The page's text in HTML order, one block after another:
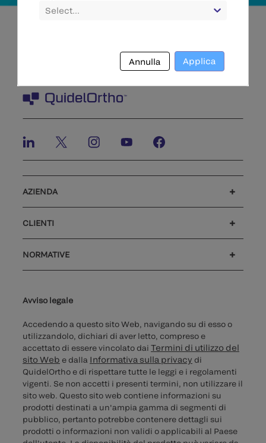
AZIENDA
CLIENTI
®
NORMATIVE
Avviso legale
Accedendo a questo sito Web, navigando su di esso o
utilizzandolo, dichiari di aver letto, compreso e
accettato di essere vincolato dai Termini di utilizzo del
sito Web e dalla Informativa sulla privacy di
QuidelOrtho e di rispettare tutte le leggi e i regolamenti
vigenti. Se non accetti i presenti termini, non utilizzare il
sito web. Questo sito web contiene informazioni su
prodotti destinati a un'ampia gamma di segmenti di
pubblico, pertanto potrebbe contenere dettagli sui
prodotti o informazioni non validi o applicabili al Paese
Select...
Annulla Applica